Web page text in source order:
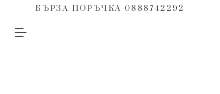
БЪРЗА ПОРЪЧКА 0888742292